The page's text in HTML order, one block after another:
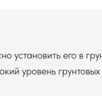
его в
уровень
качественно выполним